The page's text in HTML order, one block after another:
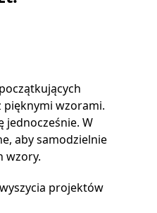
pięknymi wzorami.
jednocześnie. W
aby samodzielnie
wzory.
projektów